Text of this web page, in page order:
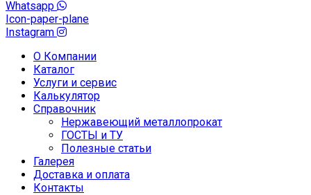
Whatsapp
Icon-paper-plane
Instagram
О Компании
Каталог
Услуги и сервис
Калькулятор
Справочник
Нержавеющий металлопрокат
ГОСТЫ и ТУ
Полезные статьи
Галерея
Доставка и оплата
Контакты